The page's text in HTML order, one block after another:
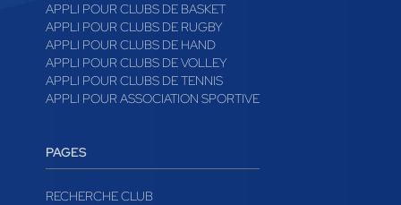
APPLI POUR CLUBS DE BASKET
APPLI POUR CLUBS DE RUGBY
APPLI POUR CLUBS DE HAND
APPLI POUR CLUBS DE VOLLEY
APPLI POUR CLUBS DE TENNIS
APPLI POUR ASSOCIATION SPORTIVE
PAGES
RECHERCHE CLUB